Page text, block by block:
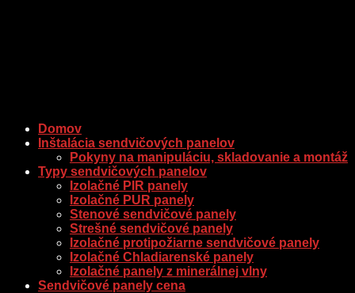
Domov
Inštalácia sendvičových panelov
Pokyny na manipuláciu, skladovanie a montáž
Typy sendvičových panelov
Izolačné PIR panely
Izolačné PUR panely
Stenové sendvičové panely
Strešné sendvičové panely
Izolačné protipožiarne sendvičové panely
Izolačné Chladiarenské panely
Izolačné panely z minerálnej vlny
Sendvičové panely cena